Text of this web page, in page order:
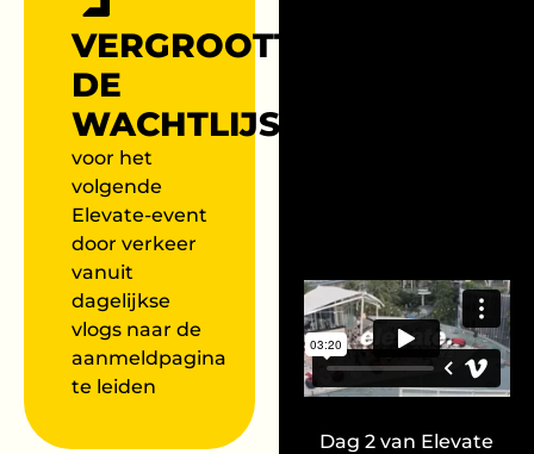
Dag 2 van Elevate
VERGROOTTE
DE
WACHTLIJST
voor het
volgende
Elevate-event
door verkeer
vanuit
dagelijkse
vlogs naar de
aanmeldpagina
te leiden